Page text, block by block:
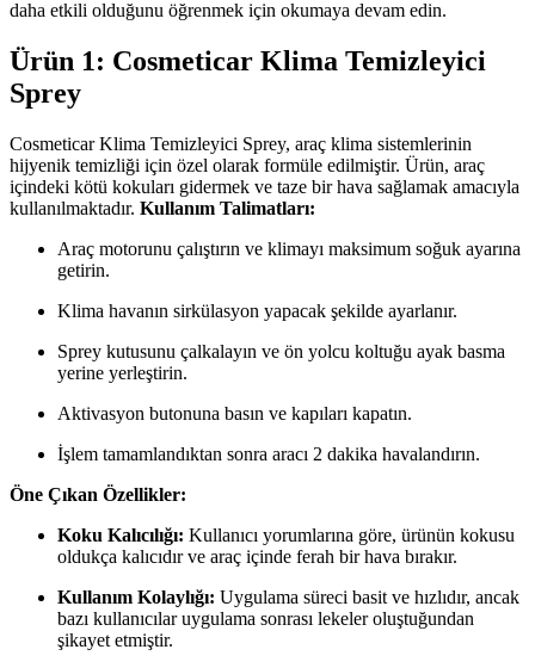
daha etkili olduğunu öğrenmek için okumaya devam edin.
Ürün 1: Cosmeticar Klima Temizleyici
Sprey
Cosmeticar Klima Temizleyici Sprey, araç klima sistemlerinin
hijyenik temizliği için özel olarak formüle edilmiştir. Ürün, araç
içindeki kötü kokuları gidermek ve taze bir hava sağlamak amacıyla
kullanılmaktadır. Kullanım Talimatları:
Araç motorunu çalıştırın ve klimayı maksimum soğuk ayarına
getirin.
Klima havanın sirkülasyon yapacak şekilde ayarlanır.
Sprey kutusunu çalkalayın ve ön yolcu koltuğu ayak basma
yerine yerleştirin.
Aktivasyon butonuna basın ve kapıları kapatın.
İşlem tamamlandıktan sonra aracı 2 dakika havalandırın.
Öne Çıkan Özellikler:
Koku Kalıcılığı: Kullanıcı yorumlarına göre, ürünün kokusu
oldukça kalıcıdır ve araç içinde ferah bir hava bırakır.
Kullanım Kolaylığı: Uygulama süreci basit ve hızlıdır, ancak
bazı kullanıcılar uygulama sonrası lekeler oluştuğundan
şikayet etmiştir.